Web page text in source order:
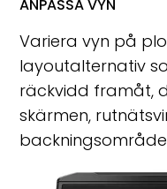
ANPASSA VYN
Variera vyn på
layoutalternativ
räckvidd framåt,
skärmen,